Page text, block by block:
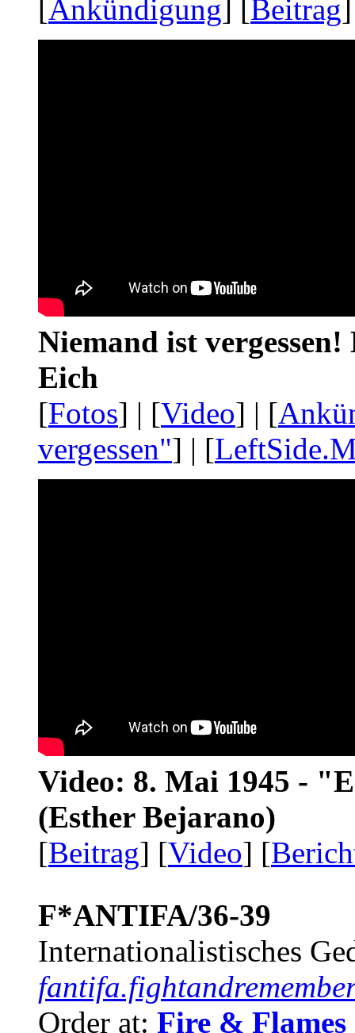
Ankündigung Beitrag
Niemand ist
Eich
[Fotos] | [Video] | [
vergessen"] | [
Video: 8. Mai 1945 -
(Esther Bejarano)
[Beitrag] [Video] [
F*ANTIFA/36-39
Internationalistisches
Order at: Fire & Flames